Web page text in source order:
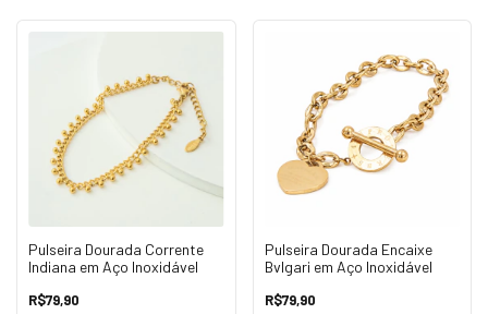
Pulseira Dourada Corrente
Indiana em Aço Inoxidável
R$79,90
Pulseira Dourada Encaixe
Bvlgari em Aço Inoxidável
R$79,90